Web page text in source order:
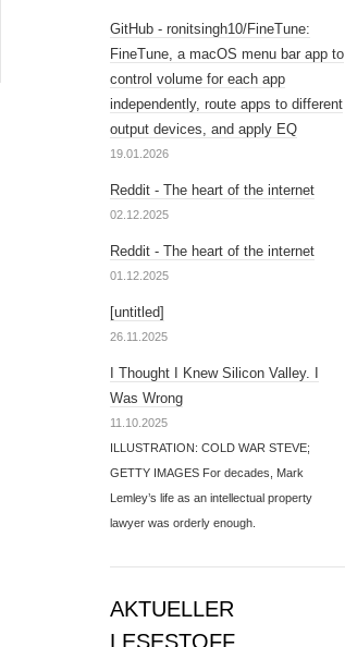
GitHub - ronitsingh10/FineTune:
FineTune, a macOS menu bar app to
control volume for each app
independently, route apps to different
output devices, and apply EQ
19.01.2026
Reddit - The heart of the internet
02.12.2025
Reddit - The heart of the internet
01.12.2025
[untitled]
26.11.2025
I Thought I Knew Silicon Valley. I
Was Wrong
11.10.2025
ILLUSTRATION: COLD WAR STEVE;
GETTY IMAGES For decades, Mark
Lemley’s life as an intellectual property
lawyer was orderly enough.
AKTUELLER
LESESTOFF